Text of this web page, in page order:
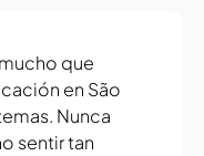
que
en São
Nunca
sentir tan